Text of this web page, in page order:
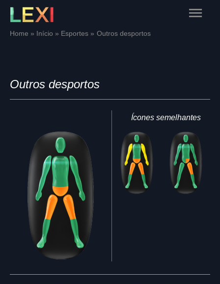
Skip
content
Main
Home Início Esportes Outros desportos
Outros desportos
Ícones semelhantes